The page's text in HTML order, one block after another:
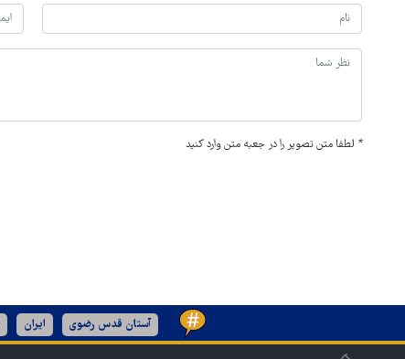
* لطفا متن تصویر را در جعبه متن وارد کنید
آستان قدس رضوی ایران